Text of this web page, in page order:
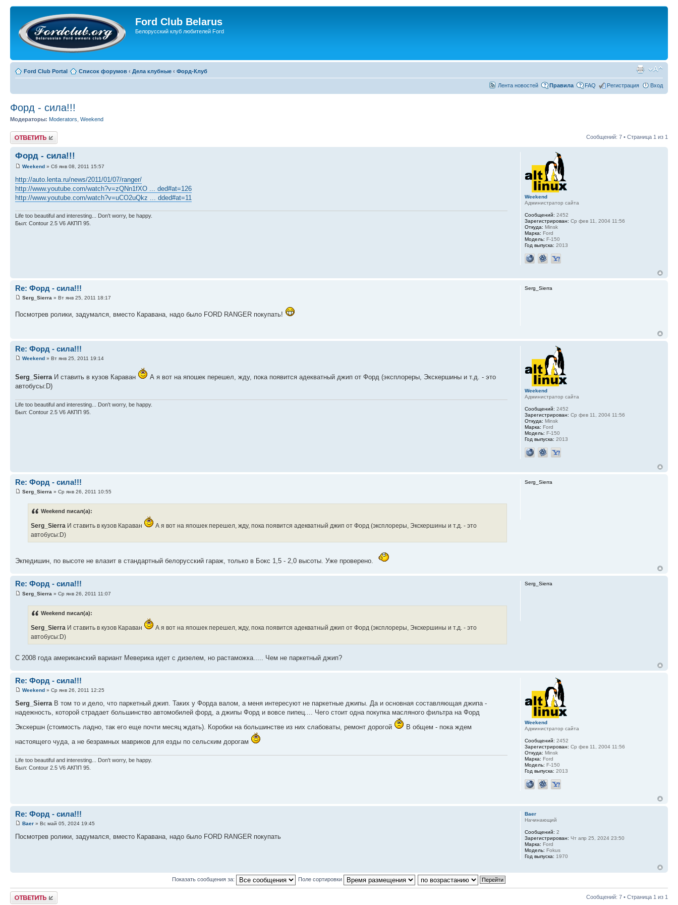
Ford Club Belarus
Белорусский клуб любителей Ford
Ford Club Portal Список форумов ‹ Дела клубные ‹ Форд-Клуб
Лента новостей Правила FAQ Регистрация Вход
Форд - сила!!!
Модераторы: Moderators Weekend
Ответить Сообщений: 7 • Страница 1 из 1
Форд - сила!!!
Weekend » Сб янв 08, 2011 15:57
http://auto.lenta.ru/news/2011/01/07/ranger/
http://www.youtube.com/watch?v=zQNn1fXO ... ded#at=126
http://www.youtube.com/watch?v=uCO2uQkz ... dded#at=11
Life too beautiful and interesting... Don't worry, be happy.
Был: Contour 2.5 V6 АКПП 95.
Weekend
Администратор сайта
Сообщений: 2452
Зарегистрирован: Ср фев 11, 2004 11:56
Откуда: Minsk
Марка: Ford
Модель: F-150
Год выпуска: 2013
Re: Форд - сила!!!
Serg_Sierra » Вт янв 25, 2011 18:17
Посмотрев ролики, задумался, вместо Каравана, надо было FORD RANGER покупать!
Serg_Sierra
Re: Форд - сила!!!
Weekend » Вт янв 25, 2011 19:14
Serg_SierraИ ставить в кузов Караван
А я вот на япошек перешел, жду, пока появится адекватный джип от Форд (эксплореры, Экскершины и т.д. - это
автобусы:D)
Life too beautiful and interesting... Don't worry, be happy.
Был: Contour 2.5 V6 АКПП 95.
Weekend
Администратор сайта
Сообщений: 2452
Зарегистрирован: Ср фев 11, 2004 11:56
Откуда: Minsk
Марка: Ford
Модель: F-150
Год выпуска: 2013
Re: Форд - сила!!!
Serg_Sierra » Ср янв 26, 2011 10:55
Weekend писал(а):
Serg_Sierra И ставить в кузов Караван
А я вот на япошек перешел, жду, пока появится адекватный джип от Форд (эксплореры, Экскершины и т.д. - это
автобусы:D)
Экпедишин, по высоте не влазит в стандартный белорусский гараж, только в Бокс 1,5 - 2,0 высоты. Уже проверено.
Serg_Sierra
Re: Форд - сила!!!
Serg_Sierra » Ср янв 26, 2011 11:07
Weekend писал(а):
Serg_Sierra И ставить в кузов Караван
А я вот на япошек перешел, жду, пока появится адекватный джип от Форд (эксплореры, Экскершины и т.д. - это
автобусы:D)
С 2008 года американский вариант Меверика идет с дизелем, но растаможка..... Чем не паркетный джип?
Serg_Sierra
Re: Форд - сила!!!
Weekend » Ср янв 26, 2011 12:25
Serg_SierraВ том то и дело, что паркетный джип. Таких у Форда валом, а меня интересуют не паркетные джипы. Да и основная составляющая джипа -
надежность, которой страдает большинство автомобилей форд, а джипы Форд и вовсе пипец.... Чего стоит одна покупка масляного фильтра на Форд
Экскершн (стоимость ладно, так его еще почти месяц ждать). Коробки на большинстве из них слабоваты, ремонт дорогой
В общем - пока ждем
настоящего чуда, а не безрамных мавриков для езды по сельским дорогам
Life too beautiful and interesting... Don't worry, be happy.
Был: Contour 2.5 V6 АКПП 95.
Weekend
Администратор сайта
Сообщений: 2452
Зарегистрирован: Ср фев 11, 2004 11:56
Откуда: Minsk
Марка: Ford
Модель: F-150
Год выпуска: 2013
Re: Форд - сила!!!
Baer » Вс май 05, 2024 19:45
Посмотрев ролики, задумался, вместо Каравана, надо было FORD RANGER покупать
Baer
Начинающий
Сообщений: 2
Зарегистрирован: Чт апр 25, 2024 23:50
Марка: Ford
Модель: Fokus
Год выпуска: 1970
Показать сообщения за: Поле сортировки
Ответить Сообщений: 7 • Страница 1 из 1